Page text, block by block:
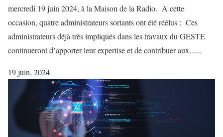
mercredi 19 juin 2024, à la Maison de la Radio. A cette
occasion, quatre administrateurs sortants ont été réélus : Ces
administrateurs déjà très impliqués dans les travaux du GESTE
continueront d’apporter leur expertise et de contribuer aux......
19 juin, 2024